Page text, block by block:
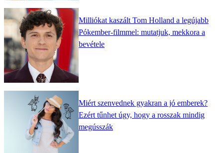
Milliókat kaszált Tom Holland a legújabb
Pókember-filmmel: mutatjuk, mekkora a
bevétele
Miért szenvednek gyakran a jó emberek?
Ezért tűnhet úgy, hogy a rosszak mindig
megússzák